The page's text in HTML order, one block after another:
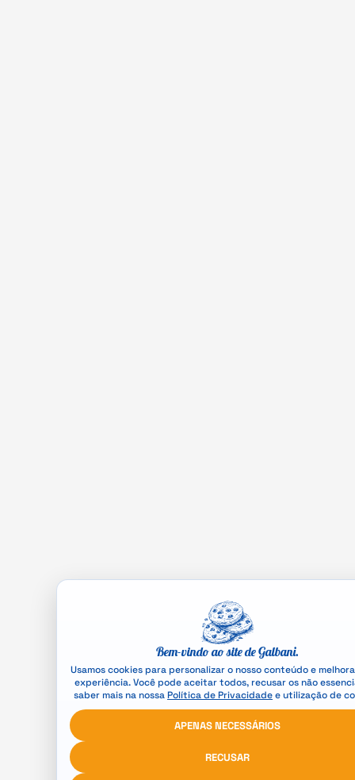
Bem-vindo ao site de Galbani.
Usamos cookies para personalizar o nosso conteúdo e
experiência. Você pode aceitar todos, recusar os não
saber mais na nossaPolítica de Privacidadee utilização de
APENAS NECESSÁRIOS
RECUSAR